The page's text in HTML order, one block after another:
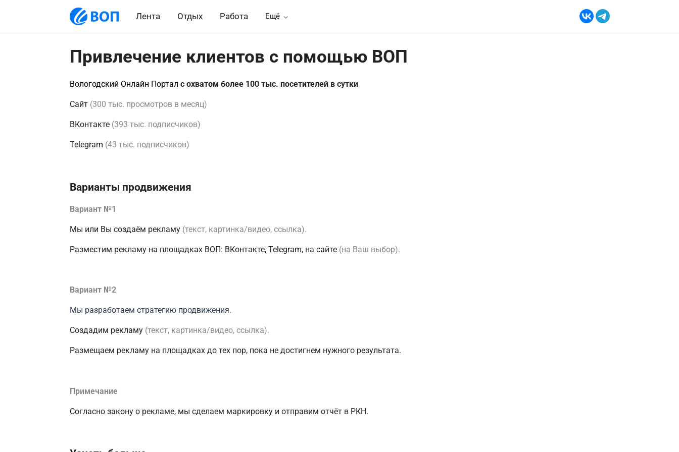
Лента Отдых Работа Ещё
Привлечение клиентов с помощью ВОП
Вологодский Онлайн Портал с охватом более 100 тыс. посетителей в сутки
Сайт(300 тыс. просмотров в месяц)
ВКонтакте (393 тыс. подписчиков)
Telegram (43 тыс. подписчиков)
Варианты продвижения
Вариант №1
Мы или Вы создаём рекламу (текст, картинка/видео, ссылка).
Разместим рекламу на площадках ВОП: ВКонтакте, Telegram, на сайте (на Ваш выбор).
Вариант №2
Мы разработаем стратегию продвижения.
Создадим рекламу (текст, картинка/видео, ссылка).
Размещаем рекламу на площадках до тех пор, пока не достигнем нужного результата.
Примечание
Согласно закону о рекламе, мы сделаем маркировку и отправим отчёт в РКН.